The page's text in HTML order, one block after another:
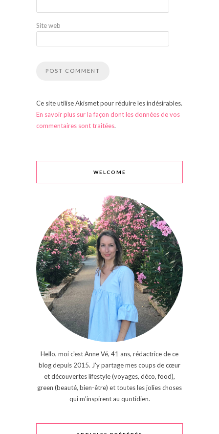
Site web
Ce site utilise Akismet pour réduire les indésirables.
En savoir plus sur la façon dont les données de vos
commentaires sont traitées.
WELCOME
Hello, moi c'est Anne Vé, 41 ans, rédactrice de ce
blog depuis 2015. J'y partage mes coups de cœur
et découvertes lifestyle (voyages, déco, food),
green (beauté, bien-être) et toutes les jolies choses
qui m'inspirent au quotidien.